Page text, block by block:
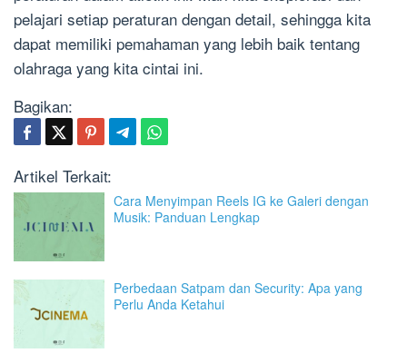
pelajari setiap peraturan dengan detail, sehingga kita
dapat memiliki pemahaman yang lebih baik tentang
olahraga yang kita cintai ini.
Bagikan:
Artikel Terkait:
Cara Menyimpan Reels IG ke Galeri dengan
Musik: Panduan Lengkap
Perbedaan Satpam dan Security: Apa yang
Perlu Anda Ketahui